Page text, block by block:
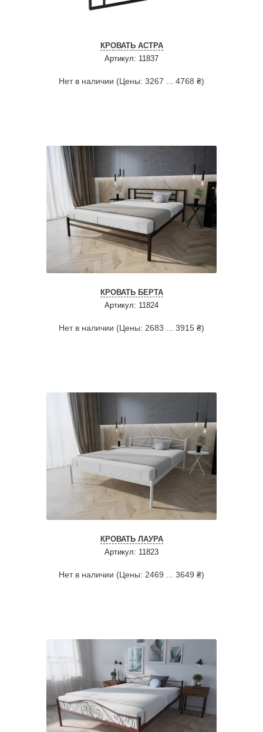
КРОВАТЬ АСТРА
Артикул: 11837
Нет в наличии (Цены: 3267 ... 4768 ₴)
КРОВАТЬ БЕРТА
Артикул: 11824
Нет в наличии (Цены: 2683 ... 3915 ₴)
КРОВАТЬ ЛАУРА
Артикул: 11823
Нет в наличии (Цены: 2469 ... 3649 ₴)